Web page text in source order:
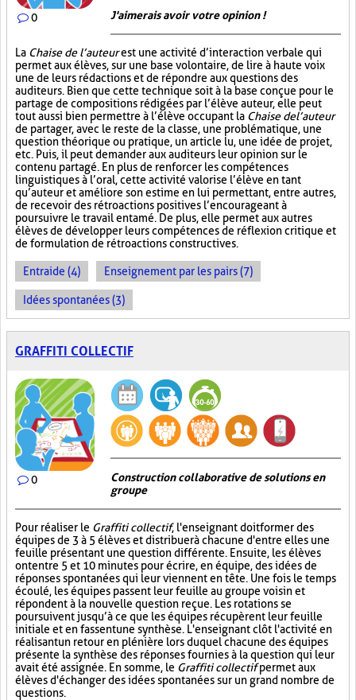
0 J'aimerais avoir votre opinion !
La Chaise de l’auteurest une activité d’interaction verbale qui
permet aux élèves, sur une base volontaire, de lire à haute voix
une de leurs rédactions et de répondre aux questions des
auditeurs. Bien que cette technique soit à la base conçue pour le
partage de compositions rédigées par l’élève auteur, elle peut
tout aussi bien permettre à l’élève occupant la Chaise de l’auteur
de partager, avec le reste de la classe, une problématique, une
question théorique ou pratique, un article lu, une idée de projet,
etc. Puis, il peut demander aux auditeurs leur opinion sur le
contenu partagé. En plus de renforcer les compétences
linguistiques à l’oral, cette activité valorise l’élève en tant
qu’auteur et améliore son estime en lui permettant, entre autres,
de recevoir des rétroactions positives l’encourageant à
poursuivre le travail entamé. De plus, elle permet aux autres
élèves de développer leurs compétences de réflexion critique et
de formulation de rétroactions constructives.
Entraide (4) Enseignement par les pairs (7)
Idées spontanées (3)
GRAFFITI COLLECTIF
0
Construction collaborative de solutions en
groupe
Pour réaliser le Graffiti collectif, l'enseignant doit former des
équipes de 3 à 5 élèves et distribuer à chacune d'entre elles une
feuille présentant une question différente. Ensuite, les élèves
ont entre 5 et 10 minutes pour écrire, en équipe, des idées de
réponses spontanées qui leur viennent en tête. Une fois le temps
écoulé, les équipes passent leur feuille au groupe voisin et
répondent à la nouvelle question reçue. Les rotations se
poursuivent jusqu’à ce que les équipes récupèrent leur feuille
initiale et en fassent une synthèse. L'enseignant clôt l'activité en
réalisant un retour en plénière lors duquel chacune des équipes
présente la synthèse des réponses fournies à la question qui leur
avait été assignée. En somme, le Graffiti collectifpermet aux
élèves d'échanger des idées spontanées sur un grand nombre de
questions.